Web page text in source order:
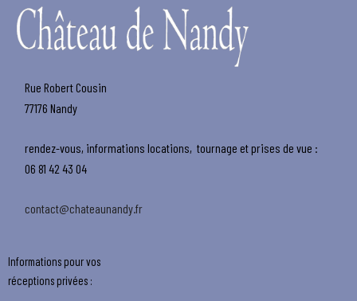
Rue Robert Cousin
77176 Nandy
rendez-vous, informations locations, tournage et prises de vue :
06 81 42 43 04
contact@chateaunandy.fr
Informations pour vos
réceptions privées :